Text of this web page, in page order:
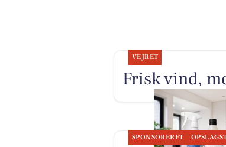
VEJRET
Frisk vind,
SPONSORERET